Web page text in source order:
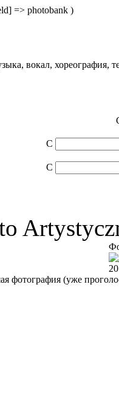
=> photobank )
вокал, хореография,
С
С